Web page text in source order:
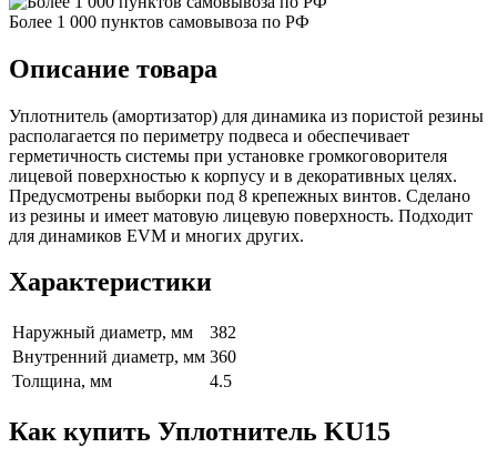
Более 1 000 пунктов самовывоза по РФ
Описание товара
Уплотнитель (амортизатор) для динамика из пористой резины
располагается по периметру подвеса и обеспечивает
герметичность системы при установке громкоговорителя
лицевой поверхностью к корпусу и в декоративных целях.
Предусмотрены выборки под 8 крепежных винтов. Сделано
из резины и имеет матовую лицевую поверхность. Подходит
для динамиков EVM и многих других.
Характеристики
Наружный диаметр, мм
382
Внутренний диаметр, мм 360
Толщина, мм
4.5
Как купить Уплотнитель KU15